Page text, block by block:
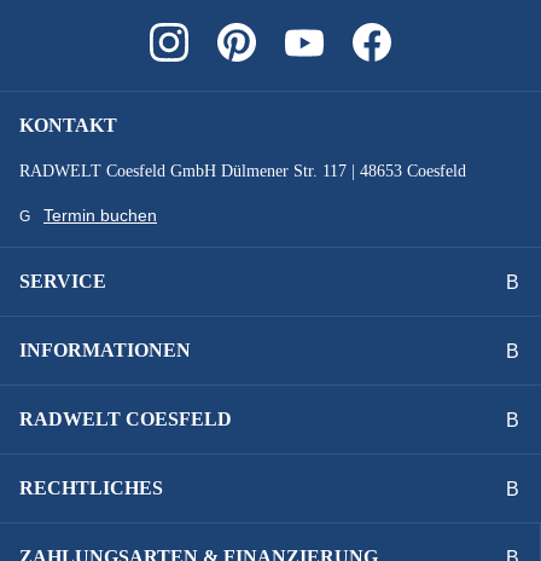
KONTAKT
RADWELT Coesfeld GmbH Dülmener Str. 117 | 48653 Coesfeld
Termin buchen
SERVICE
INFORMATIONEN
RADWELT COESFELD
RECHTLICHES
ZAHLUNGSARTEN & FINANZIERUNG